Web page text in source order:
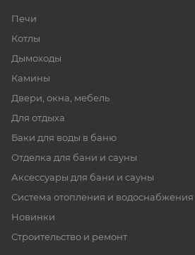
Печи
Котлы
Дымоходы
Камины
Двери, окна, мебель
Для отдыха
Баки для воды в баню
Отделка для бани и сауны
Аксессуары для бани и сауны
Система отопления и водоснабжения
Новинки
Строительство и ремонт